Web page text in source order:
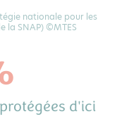
nationale pour les
la SNAP) ©MTES
d'ici